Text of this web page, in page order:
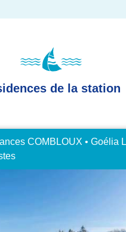
de la station
COMBLOUX • Goélia